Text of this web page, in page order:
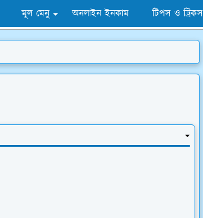
মূল মেনু অনলাইন ইনকাম টিপস ও ট্রিকস